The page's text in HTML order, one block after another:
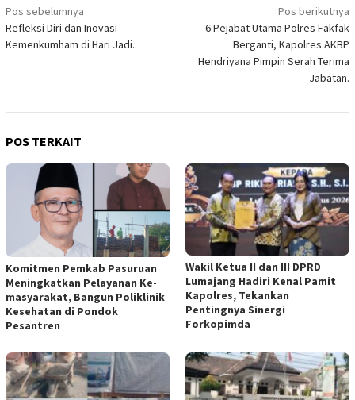
Navigasi
pos
Pos sebelumnya
Refleksi Diri dan Inovasi
Kemenkumham di Hari Jadi.
Pos berikutnya
6 Pejabat Utama Polres Fakfak
Berganti, Kapolres AKBP
Hendriyana Pimpin Serah Terima
Jabatan.
POS TERKAIT
Komitmen Pemkab Pasuruan
Meningkatkan Pelayanan Ke-
masyarakat, Bangun Poliklinik
Kesehatan di Pondok
Pesantren
Wakil Ketua II dan III DPRD
Lumajang Hadiri Kenal Pamit
Kapolres, Tekankan
Pentingnya Sinergi
Forkopimda